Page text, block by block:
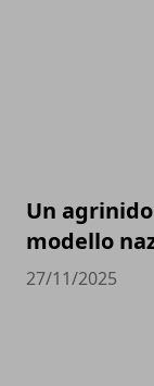
Un
modello
27/11/2025